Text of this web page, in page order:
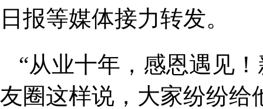
日报等媒体接力转发。
“从业十年，感恩遇见
友圈这样说，大家纷纷给